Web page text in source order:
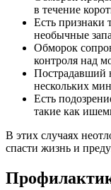
в течение
Есть признаки
необычные
Обморок
контроля над
Пострадавший
нескольких
Есть
такие как
В этих случаях
спасти жизнь и